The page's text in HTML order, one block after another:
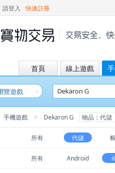
請登入 快速註冊
首頁 線上遊戲
覽遊戲
手機遊戲 Dekaron G 物品：代儲
所有 代儲
所有 Android